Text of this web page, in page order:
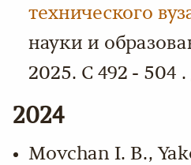
технического
науки и
2025. С 492 - 504 .
2024
Movchan I. B.,